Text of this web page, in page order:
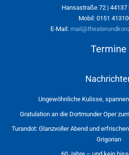
Hansastraße 72 | 44137
Mobil: 0151
E-Mail:
Termine
Ungewöhnliche Kulisse,
Gratulation an die Dortmunder Oper
Turandot: Glanzvoller Abend und
Grigorian